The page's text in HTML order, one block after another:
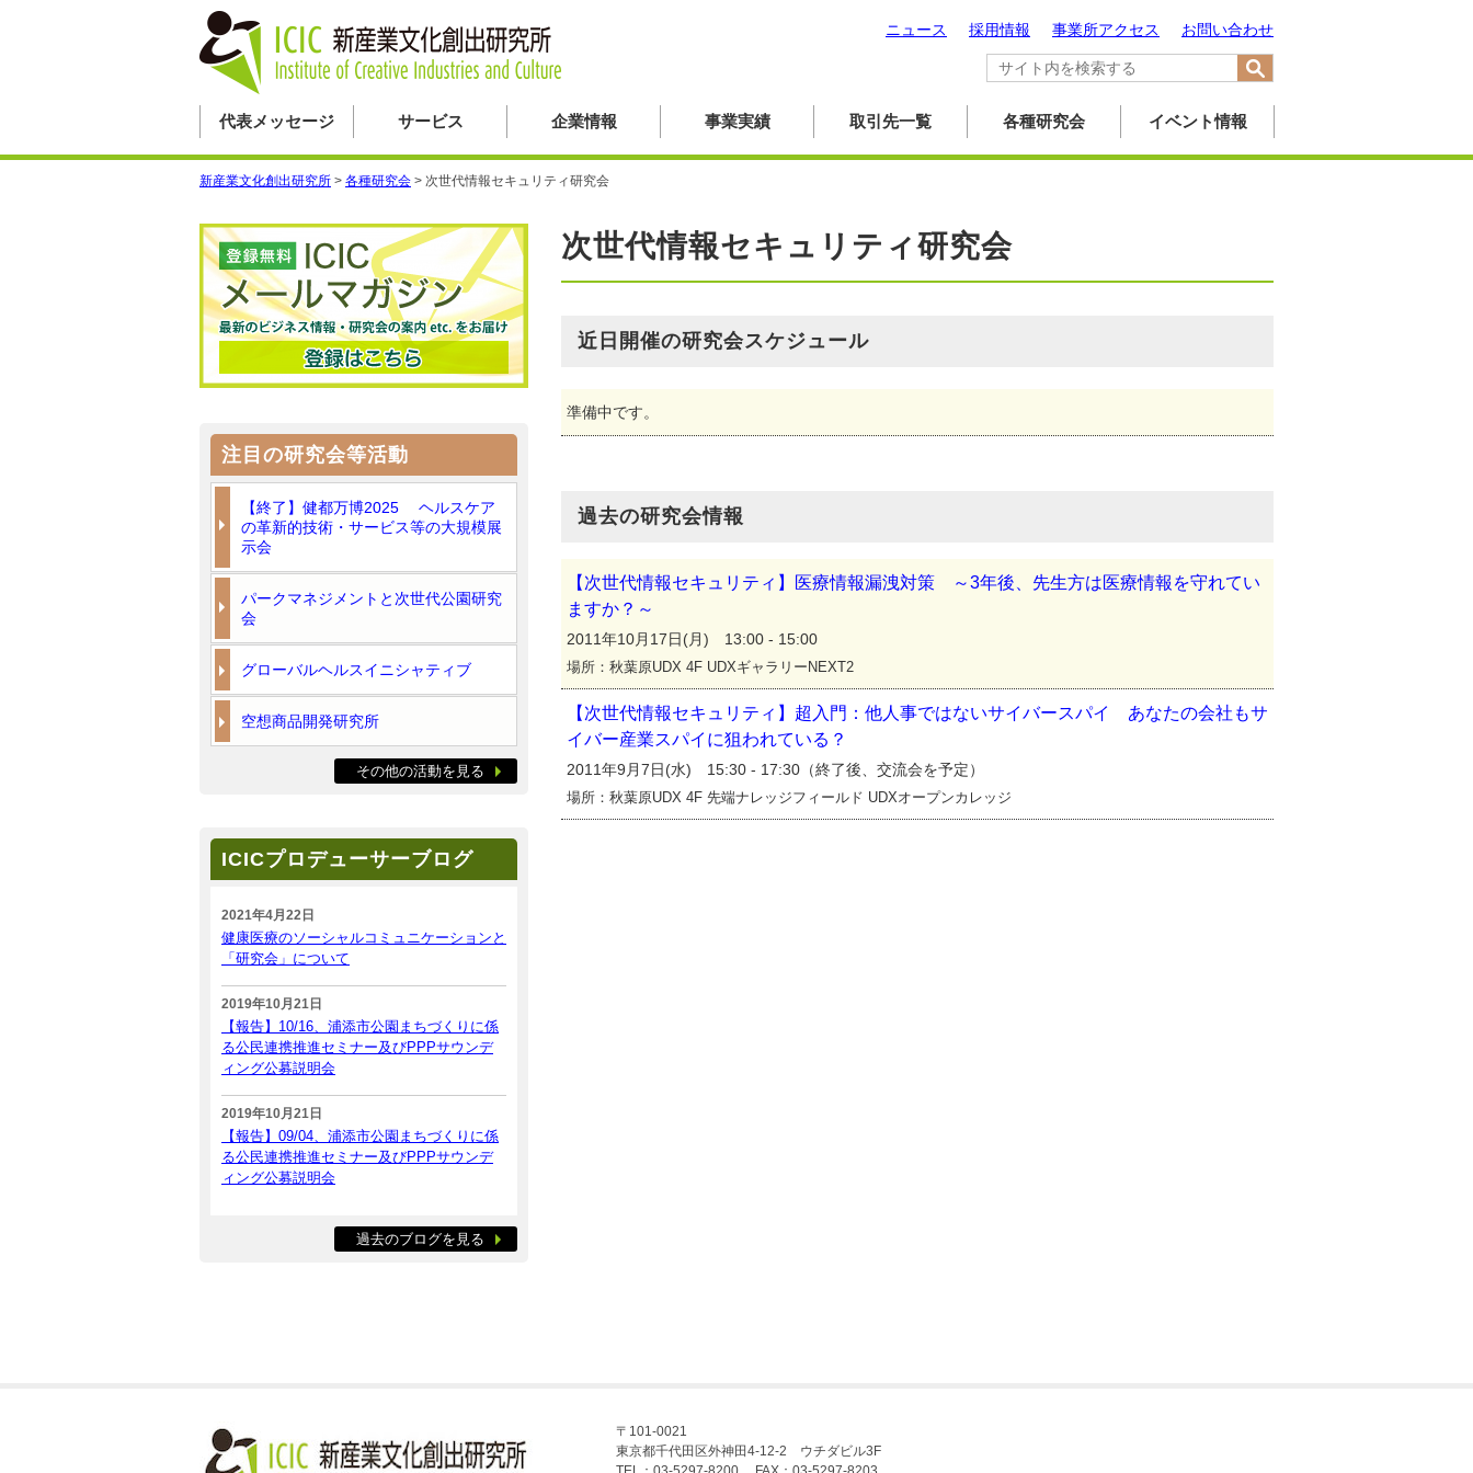
お問い合わせ
事業所アクセス
採用情報
ニュース
代表メッセージ サービス 企業情報 事業実績 取引先一覧 各種研究会 イベント情報
新産業文化創出研究所 > 各種研究会 > 次世代情報セキュリティ研究会
次世代情報セキュリティ研究会
近日開催の研究会スケジュール
準備中です。
過去の研究会情報
【次世代情報セキュリティ】医療情報漏洩対策 ～3年後、先生方は医療情報を守れてい
ますか？～
2011年10月17日(月) 13:00 - 15:00
場所：秋葉原UDX 4F UDXギャラリーNEXT2
【次世代情報セキュリティ】超入門：他人事ではないサイバースパイ あなたの会社もサ
イバー産業スパイに狙われている？
2011年9月7日(水) 15:30 - 17:30（終了後、交流会を予定）
場所：秋葉原UDX 4F 先端ナレッジフィールド UDXオープンカレッジ
注目の研究会等活動
【終了】健都万博2025 ヘルスケア
の革新的技術・サービス等の大規模展
示会
パークマネジメントと次世代公園研究
会
グローバルヘルスイニシャティブ
空想商品開発研究所
その他の活動を見る
ICICプロデューサーブログ
2021年4月22日
健康医療のソーシャルコミュニケーションと
「研究会」について
2019年10月21日
【報告】10/16、浦添市公園まちづくりに係
る公民連携推進セミナー及びPPPサウンデ
ィング公募説明会
2019年10月21日
【報告】09/04、浦添市公園まちづくりに係
る公民連携推進セミナー及びPPPサウンデ
ィング公募説明会
過去のブログを見る
〒101-0021
東京都千代田区外神田4-12-2 ウチダビル3F